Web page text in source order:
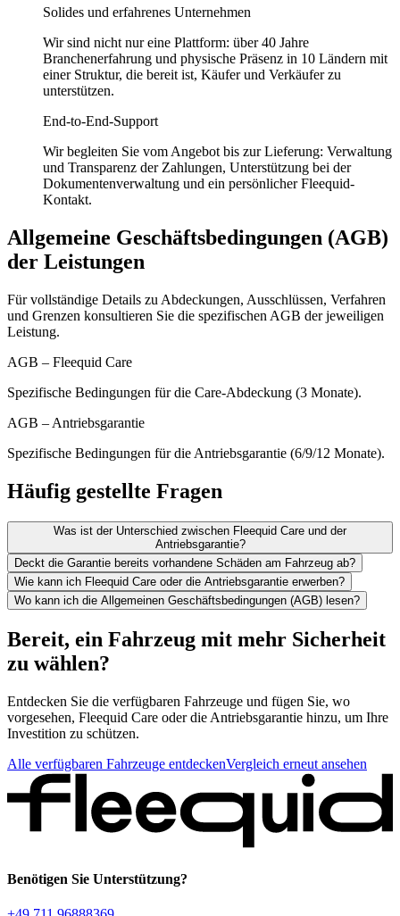
Solides und erfahrenes Unternehmen
Wir sind nicht nur eine Plattform: über 40 Jahre
Branchenerfahrung und physische Präsenz in 10 Ländern mit
einer Struktur, die bereit ist, Käufer und Verkäufer zu
unterstützen.
End-to-End-Support
Wir begleiten Sie vom Angebot bis zur Lieferung: Verwaltung
und Transparenz der Zahlungen, Unterstützung bei der
Dokumentenverwaltung und ein persönlicher Fleequid-
Kontakt.
Allgemeine Geschäftsbedingungen (AGB)
der Leistungen
Für vollständige Details zu Abdeckungen, Ausschlüssen, Verfahren
und Grenzen konsultieren Sie die spezifischen AGB der jeweiligen
Leistung.
AGB – Fleequid Care
Spezifische Bedingungen für die Care-Abdeckung (3 Monate).
AGB – Antriebsgarantie
Spezifische Bedingungen für die Antriebsgarantie (6/9/12 Monate).
Häufig gestellte Fragen
Was ist der Unterschied zwischen Fleequid Care und der
Antriebsgarantie?
Deckt die Garantie bereits vorhandene Schäden am Fahrzeug ab?
Wie kann ich Fleequid Care oder die Antriebsgarantie erwerben?
Wo kann ich die Allgemeinen Geschäftsbedingungen (AGB) lesen?
Bereit, ein Fahrzeug mit mehr Sicherheit
zu wählen?
Entdecken Sie die verfügbaren Fahrzeuge und fügen Sie, wo
vorgesehen, Fleequid Care oder die Antriebsgarantie hinzu, um Ihre
Investition zu schützen.
Alle verfügbaren Fahrzeuge entdeckenVergleich erneut ansehen
Benötigen Sie Unterstützung?